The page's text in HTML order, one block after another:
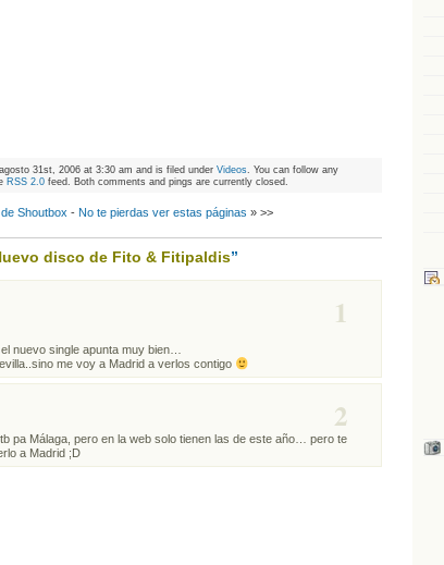
31st, 2006 at 3:30 am and is filed under Videos . You can follow any
RSS 2.0 feed. Both comments and pings are currently closed.
Shoutbox - No te pierdas ver estas páginas » >>
disco de Fito & Fitipaldis”
1
nuevo single apunta muy bien…
me voy a Madrid a verlos contigo
2
pa Málaga, pero en la web solo tienen las de este año… pero te
a Madrid ;D